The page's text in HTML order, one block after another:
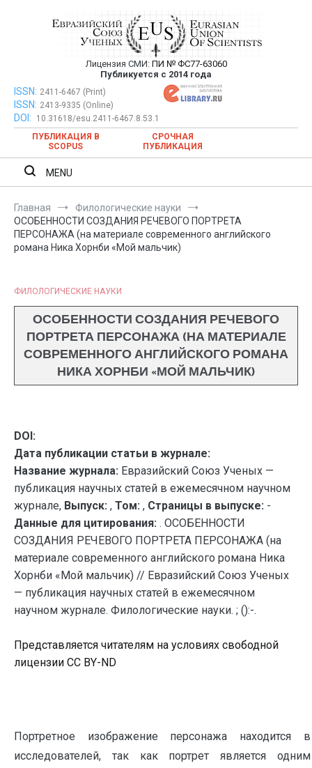
Евразийский Союз Ученых —
публикация научных статей в
ежемесячном научном журнале
Лицензия СМИ: ПИ № ФС77-63060
Публикуется с 2014 года
Евразийский Союз Ученых — публикация научных статей в
ежемесячном научном журнале
ISSN: 2411-6467 (Print)
ISSN: 2413-9335 (Online)
DOI:
10.31618/esu.2411-6467.8.53.1
ПУБЛИКАЦИЯ В
SCOPUS
СРОЧНАЯ
ПУБЛИКАЦИЯ
MENU
Главная
Филологические науки
ОСОБЕННОСТИ СОЗДАНИЯ РЕЧЕВОГО ПОРТРЕТА
ПЕРСОНАЖА (на материале современного английского
романа Ника Хорнби «Мой мальчик)
ФИЛОЛОГИЧЕСКИЕ НАУКИ
ОСОБЕННОСТИ СОЗДАНИЯ РЕЧЕВОГО
ПОРТРЕТА ПЕРСОНАЖА (НА МАТЕРИАЛЕ
СОВРЕМЕННОГО АНГЛИЙСКОГО РОМАНА
НИКА ХОРНБИ «МОЙ МАЛЬЧИК)
DOI:
Дата публикации статьи в журнале:
Название журнала: Евразийский Союз Ученых —
публикация научных статей в ежемесячном научном
журнале, Выпуск: , Том: , Страницы в выпуске: -
Данные для цитирования: . ОСОБЕННОСТИ
СОЗДАНИЯ РЕЧЕВОГО ПОРТРЕТА ПЕРСОНАЖА (на
материале современного английского романа Ника
Хорнби «Мой мальчик) // Евразийский Союз Ученых
— публикация научных статей в ежемесячном
научном журнале. Филологические науки. ; ():-.
Представляется читателям на условиях свободной
лицензии CC BY-ND
Портретное изображение персонажа
исследователей, так как портрет является